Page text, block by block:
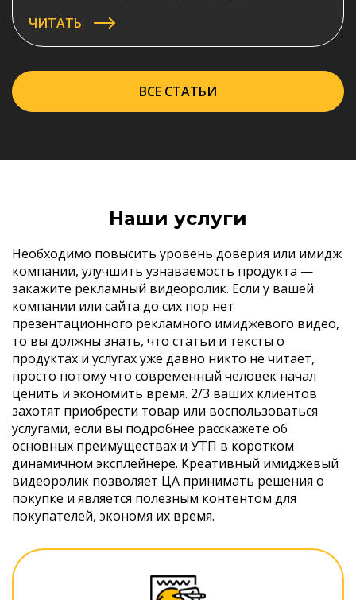
для ROSMED.INFO подробно и очень доступно
отвечает на эти вопросы.
ЧИТАТЬ
ВСЕ СТАТЬИ
Наши услуги
Необходимо повысить уровень доверия или имидж
компании, улучшить узнаваемость продукта —
закажите рекламный видеоролик. Если у вашей
компании или сайта до сих пор нет
презентационного рекламного имиджевого видео,
то вы должны знать, что статьи и тексты о
продуктах и услугах уже давно никто не читает,
просто потому что современный человек начал
ценить и экономить время. 2/3 ваших клиентов
захотят приобрести товар или воспользоваться
услугами, если вы подробнее расскажете об
основных преимуществах и УТП в коротком
динамичном эксплейнере. Креативный имиджевый
видеоролик позволяет ЦА принимать решения о
покупке и является полезным контентом для
покупателей, экономя их время.